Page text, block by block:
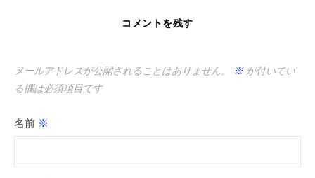
コメントを残す
メールアドレスが公開されることはありません。 ※が付いてい
る欄は必須項目です
名前 ※